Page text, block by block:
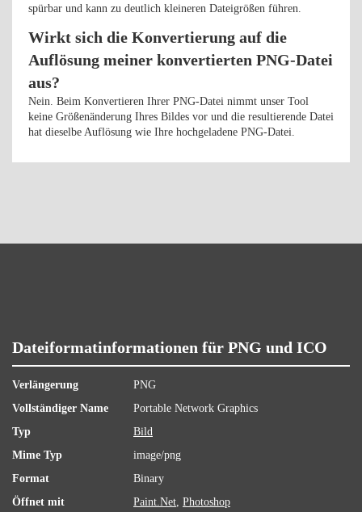
spürbar und kann zu deutlich kleineren Dateigrößen führen.
Wirkt sich die Konvertierung auf die
Auflösung meiner konvertierten PNG-Datei
aus?
Nein. Beim Konvertieren Ihrer PNG-Datei nimmt unser Tool
keine Größenänderung Ihres Bildes vor und die resultierende Datei
hat dieselbe Auflösung wie Ihre hochgeladene PNG-Datei.
Dateiformatinformationen für PNG und ICO
Verlängerung
PNG
Vollständiger Name
Portable Network Graphics
Typ
Bild
Mime Typ
image/png
Format
Binary
Öffnet mit
Paint.Net, Photoshop